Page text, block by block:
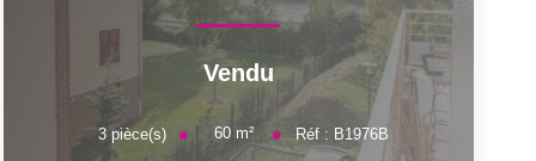
Vendu
3pièce(s) 60 m² Réf : B1976B